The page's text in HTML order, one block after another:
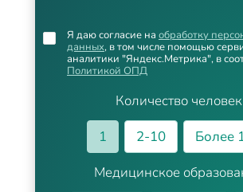
Количество человек
1
2-10
Более
Медицинское
Я даю согласие на обработку
данных, в том числе помощью
аналитики "Яндекс.Метрика", в
Политикой ОПД